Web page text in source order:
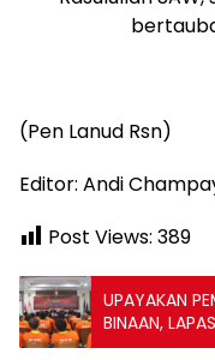
(Pen Lanud Rsn)
Editor: Andi
Post Views: 389
UPAYAKAN
BINAAN,
LAKSANAKAN